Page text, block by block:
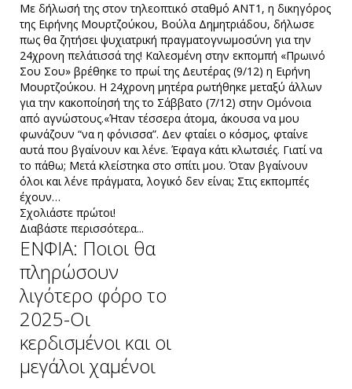
Με δήλωσή της στον τηλεοπτικό σταθμό ΑΝΤ1, η δικηγόρος
της Ειρήνης Μουρτζούκου, Βούλα Δημητριάδου, δήλωσε
πως θα ζητήσει ψυχιατρική πραγματογνωμοσύνη για την
24χρονη πελάτισσά της! Καλεσμένη στην εκπομπή «Πρωινό
Σου Σου» βρέθηκε το πρωί της Δευτέρας (9/12) η Ειρήνη
Μουρτζούκου. Η 24χρονη μητέρα ρωτήθηκε μεταξύ άλλων
για την κακοποίησή της το Σάββατο (7/12) στην Ομόνοια
από αγνώστους.«Ήταν τέσσερα άτομα, άκουσα να μου
φωνάζουν “να η φόνισσα”. Δεν φταίει ο κόσμος, φταίνε
αυτά που βγαίνουν και λένε. Έφαγα κάτι κλωτσιές. Γιατί να
το πάθω; Μετά κλείστηκα στο σπίτι μου. Όταν βγαίνουν
όλοι και λένε πράγματα, λογικό δεν είναι; Στις εκπομπές
έχουν…
Σχολιάστε πρώτοι!
Διαβάστε περισσότερα...
ΕΝΦΙΑ: Ποιοι θα
πληρώσουν
λιγότερο φόρο το
2025-Οι
κερδισμένοι και οι
μεγάλοι χαμένοι